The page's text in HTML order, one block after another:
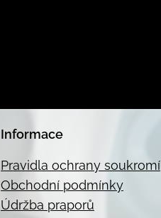
Informace
Pravidla ochrany soukromí
Obchodní podmínky
Údržba praporů